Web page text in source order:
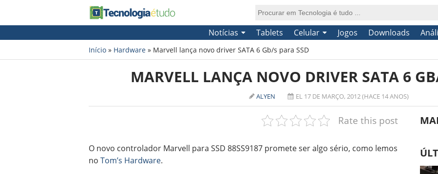
Notícias Tablets Celular Jogos Downloads
Início » Hardware » Marvell lança novo driver SATA 6 Gb/s para SSD
MARVELL LANÇA NOVO DRIVER SATA 6
ALYEN EL 17 DE MARÇO, 2012 (HACE 14 ANOS)
Rate this post
O novo controlador Marvell para SSD 88SS9187 promete ser algo sério, como lemos
no Tom’s Hardware.